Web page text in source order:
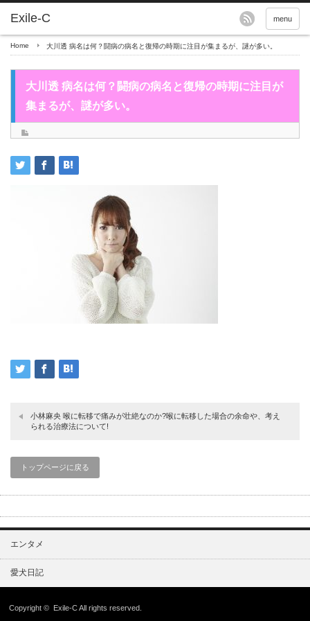
menu
Home 大川透 病名は何？闘病の病名と復帰の時期に注目が集まるが、謎が多い。
大川透 病名は何？闘病の病名と復帰の時期に注目が
集まるが、謎が多い。
小林麻央 喉に転移で痛みが壮絶なのか?喉に転移した場合の余命や、考え
られる治療法について!
トップページに戻る
エンタメ
愛犬日記
Copyright © Exile-CAll rights reserved.